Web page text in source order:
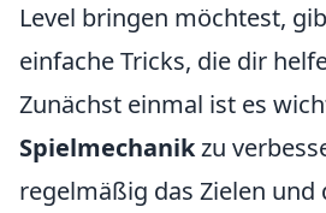
Level bringen möchtest,
einfache Tricks, die dir
Zunächst einmal ist es
Spielmechanikzu
regelmäßig das Zielen und